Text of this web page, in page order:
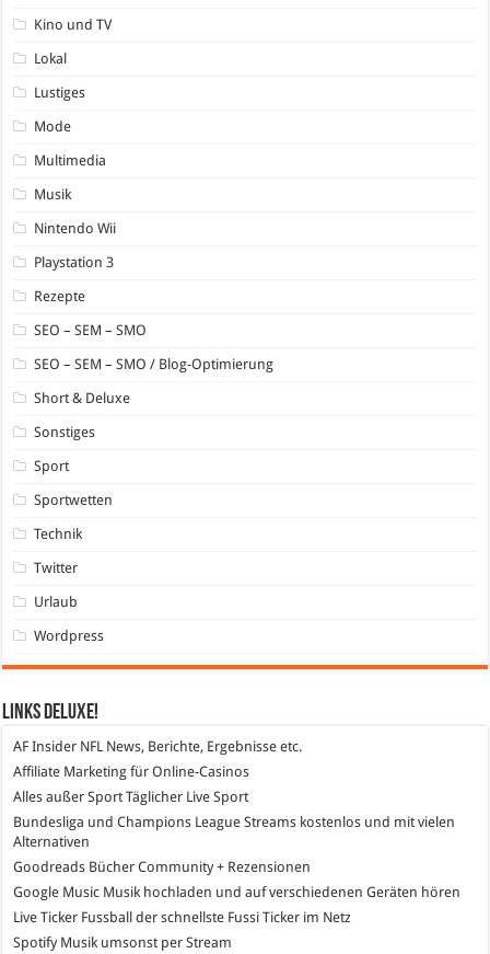
Kino und TV
Lokal
Lustiges
Mode
Multimedia
Musik
Nintendo Wii
Playstation 3
Rezepte
SEO – SEM – SMO
SEO – SEM – SMO / Blog-Optimierung
Short & Deluxe
Sonstiges
Sport
Sportwetten
Technik
Twitter
Urlaub
Wordpress
Links DeLuXe!
AF Insider NFL News, Berichte, Ergebnisse etc.
Affiliate Marketing für Online-Casinos
Alles außer SportTäglicher Live Sport
Bundesliga und Champions League Streams kostenlos und mit vielen
Alternativen
Goodreads Bücher Community + Rezensionen
Google Music Musik hochladen und auf verschiedenen Geräten hören
Live Ticker Fussball
der schnellste Fussi Ticker im Netz
SpotifyMusik umsonst per Stream